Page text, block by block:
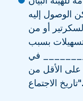
الوصول إليه
أو من
بسبب
في
قبل 48 ساعة على الأقل من
تاريخ الاجتماع".